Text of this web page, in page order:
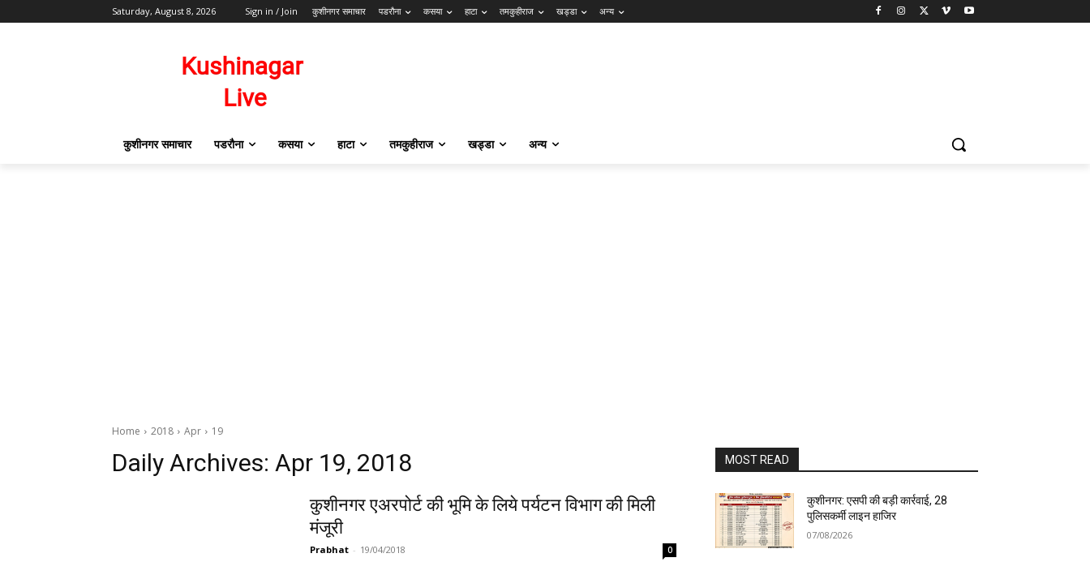
Saturday, August 8, 2026 Sign in / Join कुशीनगर समाचार पडरौना कसया हाटा तमकुहीराज खड्डा अन्य
कुशीनगर समाचार पडरौना कसया हाटा तमकुहीराज खड्डा अन्य
Home 2018 Apr 19
Daily Archives: Apr 19, 2018
कुशीनगर एअरपोर्ट की भूमि के लिये पर्यटन विभाग की मिली
मंजूरी
Prabhat - 19/04/2018 0
MOST READ
कुशीनगर: एसपी की बड़ी कार्रवाई, 28
पुलिसकर्मी लाइन हाजिर
07/08/2026